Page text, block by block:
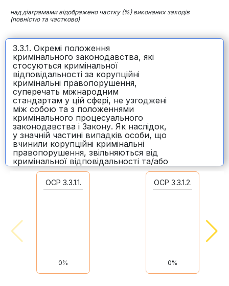
над діаграмами відображено частку (%) виконаних заходів
(повністю та частково)
3.3.1. Окремі положення
кримінального законодавства, які
стосуються кримінальної
відповідальності за корупційні
кримінальні правопорушення,
суперечать міжнародним
стандартам у цій сфері, не узгоджені
між собою та з положеннями
кримінального процесуального
законодавства і Закону. Як наслідок,
у значній частині випадків особи, що
вчинили корупційні кримінальні
правопорушення, звільняються від
кримінальної відповідальності та/або
покарання
10
ОСР 3.3.1.1.
0%
ОСР 3.3.1.2.
0%